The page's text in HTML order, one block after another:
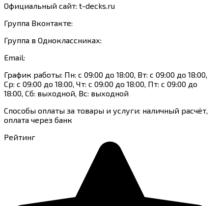
Официальный сайт: t-decks.ru
Группа Вконтакте:
Группа в Одноклассниках:
Email:
График работы: Пн: с 09:00 до 18:00, Вт: с 09:00 до 18:00,
Ср: с 09:00 до 18:00, Чт: с 09:00 до 18:00, Пт: с 09:00 до
18:00, Сб: выходной, Вс: выходной
Способы оплаты за товары и услуги: наличный расчёт,
оплата через банк
Рейтинг